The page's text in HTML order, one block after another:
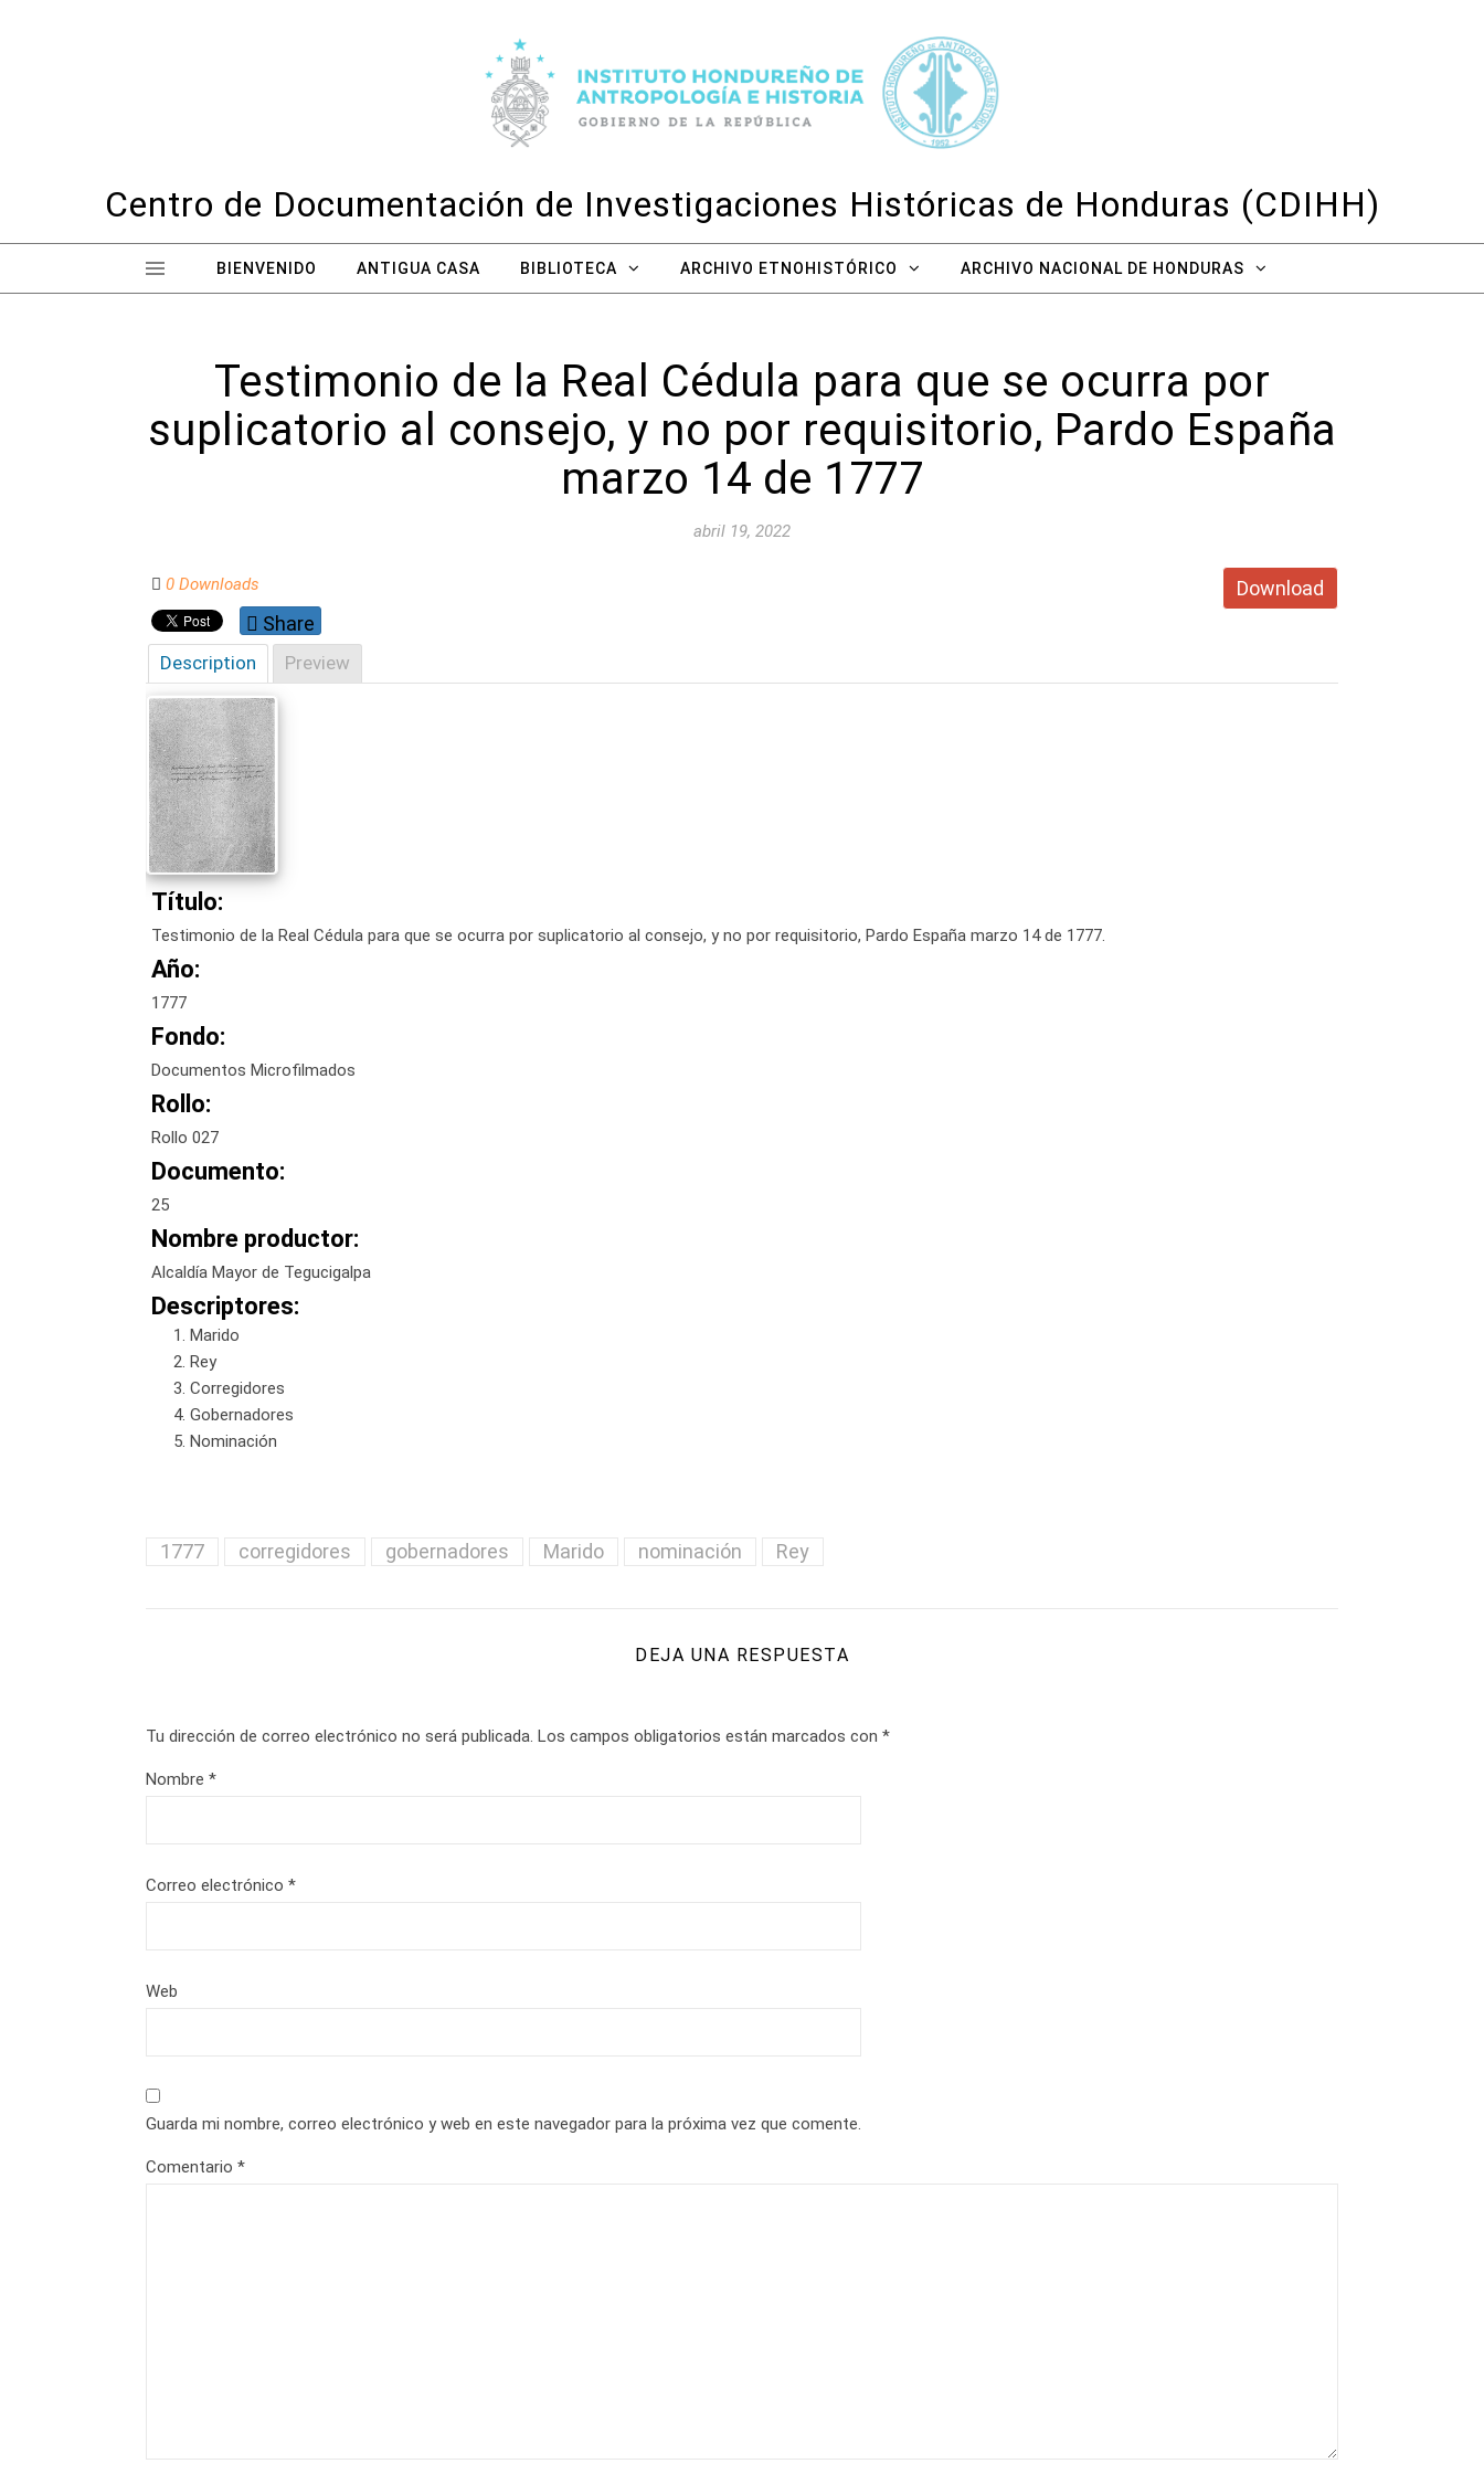
Centro de Documentación de Investigaciones Históricas de Honduras (CDIHH)
BIENVENIDO ANTIGUA CASA BIBLIOTECA ARCHIVO ETNOHISTÓRICO ARCHIVO NACIONAL DE HONDURAS
Testimonio de la Real Cédula para que se ocurra por
suplicatorio al consejo, y no por requisitorio, Pardo España
marzo 14 de 1777
abril 19, 2022
Download
0 Downloads
Share
Description Preview
Título:
Testimonio de la Real Cédula para que se ocurra por suplicatorio al consejo, y no por requisitorio, Pardo España marzo 14 de 1777.
Año:
1777
Fondo:
Documentos Microfilmados
Rollo:
Rollo 027
Documento:
25
Nombre productor:
Alcaldía Mayor de Tegucigalpa
Descriptores:
Marido
Rey
Corregidores
Gobernadores
Nominación
1777 corregidores gobernadores Marido nominación Rey
DEJA UNA RESPUESTA
Tu dirección de correo electrónico no será publicada. Los campos obligatorios están marcados con *
Nombre *
Correo electrónico *
Web
Guarda mi nombre, correo electrónico y web en este navegador para la próxima vez que comente.
Comentario *